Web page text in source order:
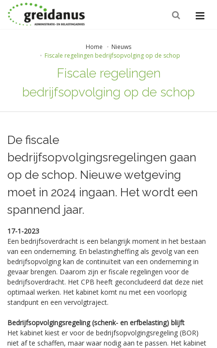
Home
Nieuws
Fiscale regelingen bedrijfsopvolging op de schop
Fiscale regelingen
bedrijfsopvolging op de schop
De fiscale
bedrijfsopvolgingsregelingen gaan
op de schop. Nieuwe wetgeving
moet in 2024 ingaan. Het wordt een
spannend jaar.
17-1-2023
Een bedrijfsoverdracht is een belangrijk moment in het bestaan
van een onderneming. En belastingheffing als gevolg van een
bedrijfsopvolging kan de continuïteit van een onderneming in
gevaar brengen. Daarom zijn er fiscale regelingen voor de
bedrijfsoverdracht. Het CPB heeft geconcludeerd dat deze niet
optimaal werken. Het kabinet komt nu met een voorlopig
standpunt en een vervolgtraject.
Bedrijfsopvolgingsregeling (schenk- en erfbelasting) blijft
Het kabinet kiest er voor de bedrijfsopvolgingsregeling (BOR)
niet af te schaffen, maar waar nodig aan te passen. Het kabinet